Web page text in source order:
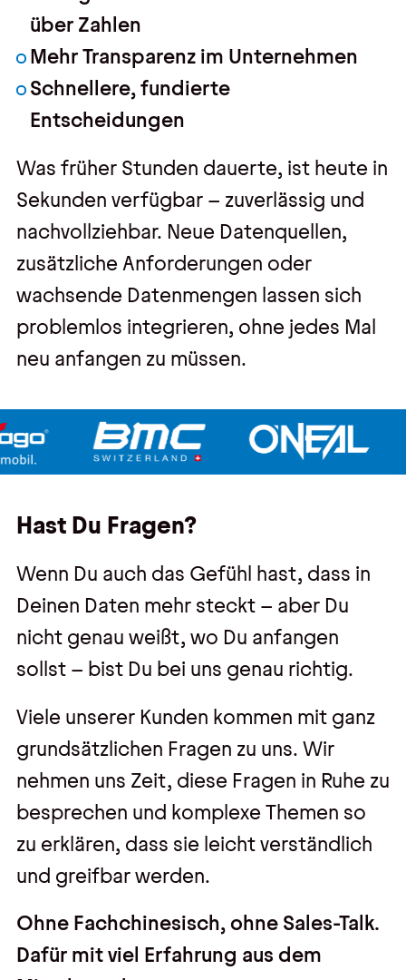
über Zahlen
Mehr Transparenz im Unternehmen
Schnellere, fundierte
Entscheidungen
Was früher Stunden dauerte, ist heute in
Sekunden verfügbar – zuverlässig und
nachvollziehbar. Neue Datenquellen,
zusätzliche Anforderungen oder
wachsende Datenmengen lassen sich
problemlos integrieren, ohne jedes Mal
neu anfangen zu müssen.
Hast Du Fragen?
Wenn Du auch das Gefühl hast, dass in
Deinen Daten mehr steckt – aber Du
nicht genau weißt, wo Du anfangen
sollst – bist Du bei uns genau richtig.
Viele unserer Kunden kommen mit ganz
grundsätzlichen Fragen zu uns. Wir
nehmen uns Zeit, diese Fragen in Ruhe zu
besprechen und komplexe Themen so
zu erklären, dass sie leicht verständlich
und greifbar werden.
Ohne Fachchinesisch, ohne Sales-Talk.
Dafür mit viel Erfahrung aus dem